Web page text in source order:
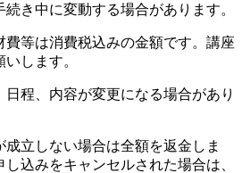
き中に変動する場合があります。
等は消費税込みの金額です。講座
します。
程、内容が変更になる場合があり
立しない場合は全額を返金しま
込みをキャンセルされた場合は、